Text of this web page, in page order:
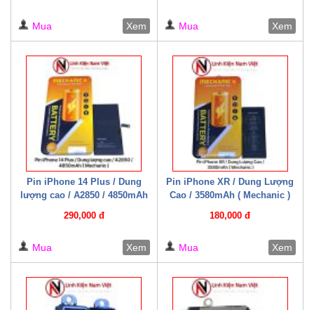
Mua Xem Mua Xem
Pin iPhone 14 Plus / Dung
lượng cao / A2850 / 4850mAh
290,000 đ
Mua Xem
Pin iPhone XR / Dung Lượng
Cao / 3580mAh ( Mechanic )
180,000 đ
Mua Xem